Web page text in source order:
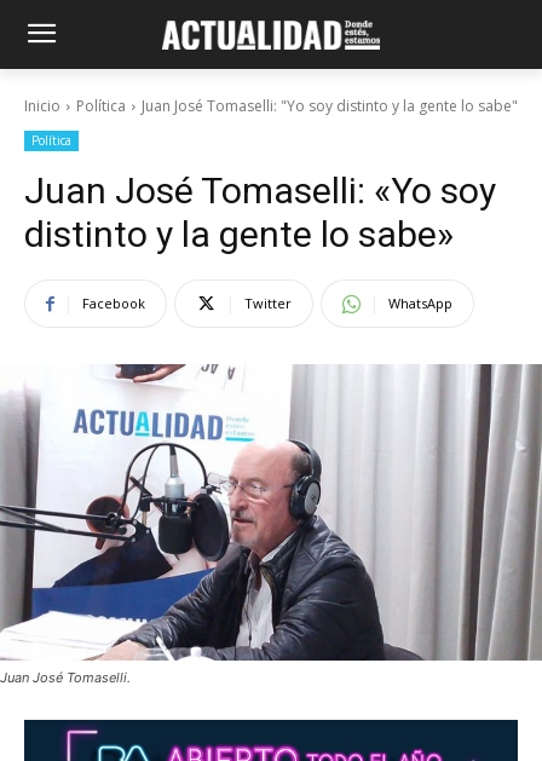
Inicio Política Juan José Tomaselli: "Yo soy distinto y la gente lo sabe"
Política
Juan José Tomaselli: «Yo soy
distinto y la gente lo sabe»
Facebook Twitter WhatsApp
Juan José Tomaselli.